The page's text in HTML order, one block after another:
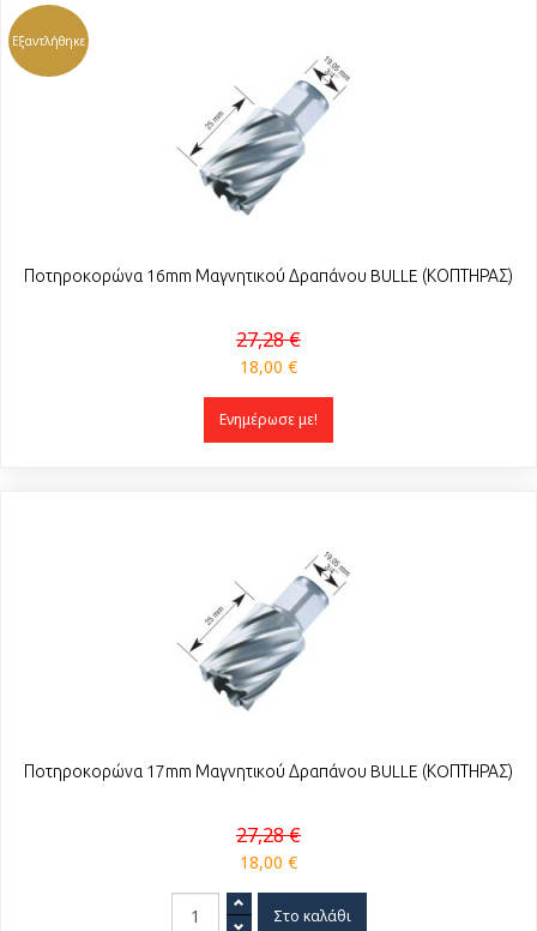
Εξαντλήθηκε
Ποτηροκορώνα 16mm Μαγνητικού Δραπάνου BULLE (ΚΟΠΤΗΡΑΣ)
27,28 €
18,00 €
Ενημέρωσε με!
Ποτηροκορώνα 17mm Μαγνητικού Δραπάνου BULLE (ΚOΠΤΗΡΑΣ)
27,28 €
18,00 €